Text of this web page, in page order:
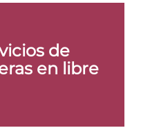
de
en libre